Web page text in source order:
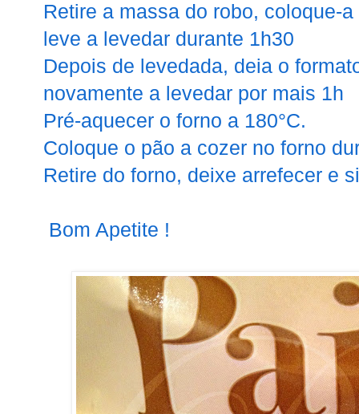
Retire a massa do robo, coloque-
leve a levedar durante 1h30
Depois de levedada, deia o
novamente a levedar por mais 1h
Pré-aquecer o forno a 180°C.
Coloque o pão a cozer no forno
Retire do forno, deixe arrefecer e
Bom Apetite !